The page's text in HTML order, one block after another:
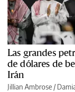
Las grandes
de dólares de
Irán
Jillian Ambrose /